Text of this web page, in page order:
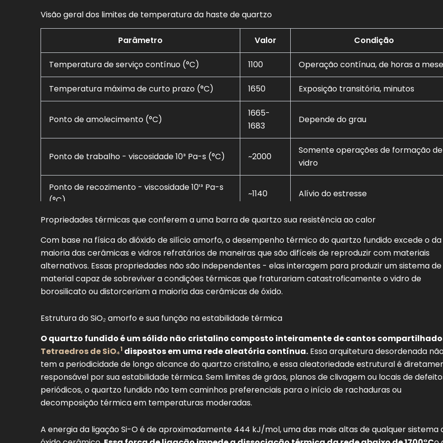
Visão geral dos limites de temperatura da haste de quartzo
Parâmetro Valor Condição
Temperatura de serviço contínuo (°C) 1100 Operação contínua, de horas a
Temperatura máxima de curto prazo (°C) 1650 Exposição transitória, minutos
Ponto de amolecimento (°C)
1665-
1683
Depende do grau
Ponto de trabalho - viscosidade 10³ Pa-s (°C) ~2000
Somente operações de formação de
vidro
Ponto de recozimento - viscosidade 10¹³ Pa-s
(°C)
~1140 Alívio do estresse
Ponto de deformação - viscosidade 10¹⁴-⁵ Pa-s
(°C)
Estresse permanente fixado abaixo
disso
Propriedades térmicas que conferem a uma barra de quartzo sua resistência ao calor
Com base na física do dióxido de silício amorfo, o desempenho térmico do quartzo fundido excede o da
maioria das cerâmicas e vidros refratários de maneiras que são difíceis de reproduzir com materiais
alternativos. Essas propriedades não são independentes - elas interagem para produzir um sistema de
material capaz de sobreviver a condições térmicas que fraturariam catastroficamente o vidro de
borosilicato ou distorceriam a maioria das cerâmicas de óxido.
Estrutura do SiO₂ amorfo e sua função na estabilidade térmica
O quartzo fundido é um sólido não cristalino composto inteiramente de cantos
Tetraedros de SiO₄1 dispostos em uma rede aleatória contínua. Essa arquitetura desordenada
tem a periodicidade de longo alcance do quartzo cristalino, e essa aleatoriedade estrutural é
responsável por sua estabilidade térmica. Sem limites de grãos, planos de clivagem ou locais de
periódicos, o quartzo fundido não tem caminhos preferenciais para o início de rachaduras ou
decomposição térmica em temperaturas moderadas.
A energia da ligação Si-O é de aproximadamente 444 kJ/mol, uma das mais altas de qualquer sistema